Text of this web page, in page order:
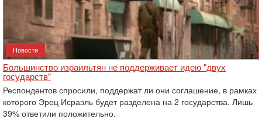
Новости
Большинство израильтян не поддерживает идею "двух
государств"
Респондентов спросили, поддержат ли они соглашение, в рамках
которого Эрец Исраэль будет разделена на 2 государства. Лишь
39% ответили положительно.